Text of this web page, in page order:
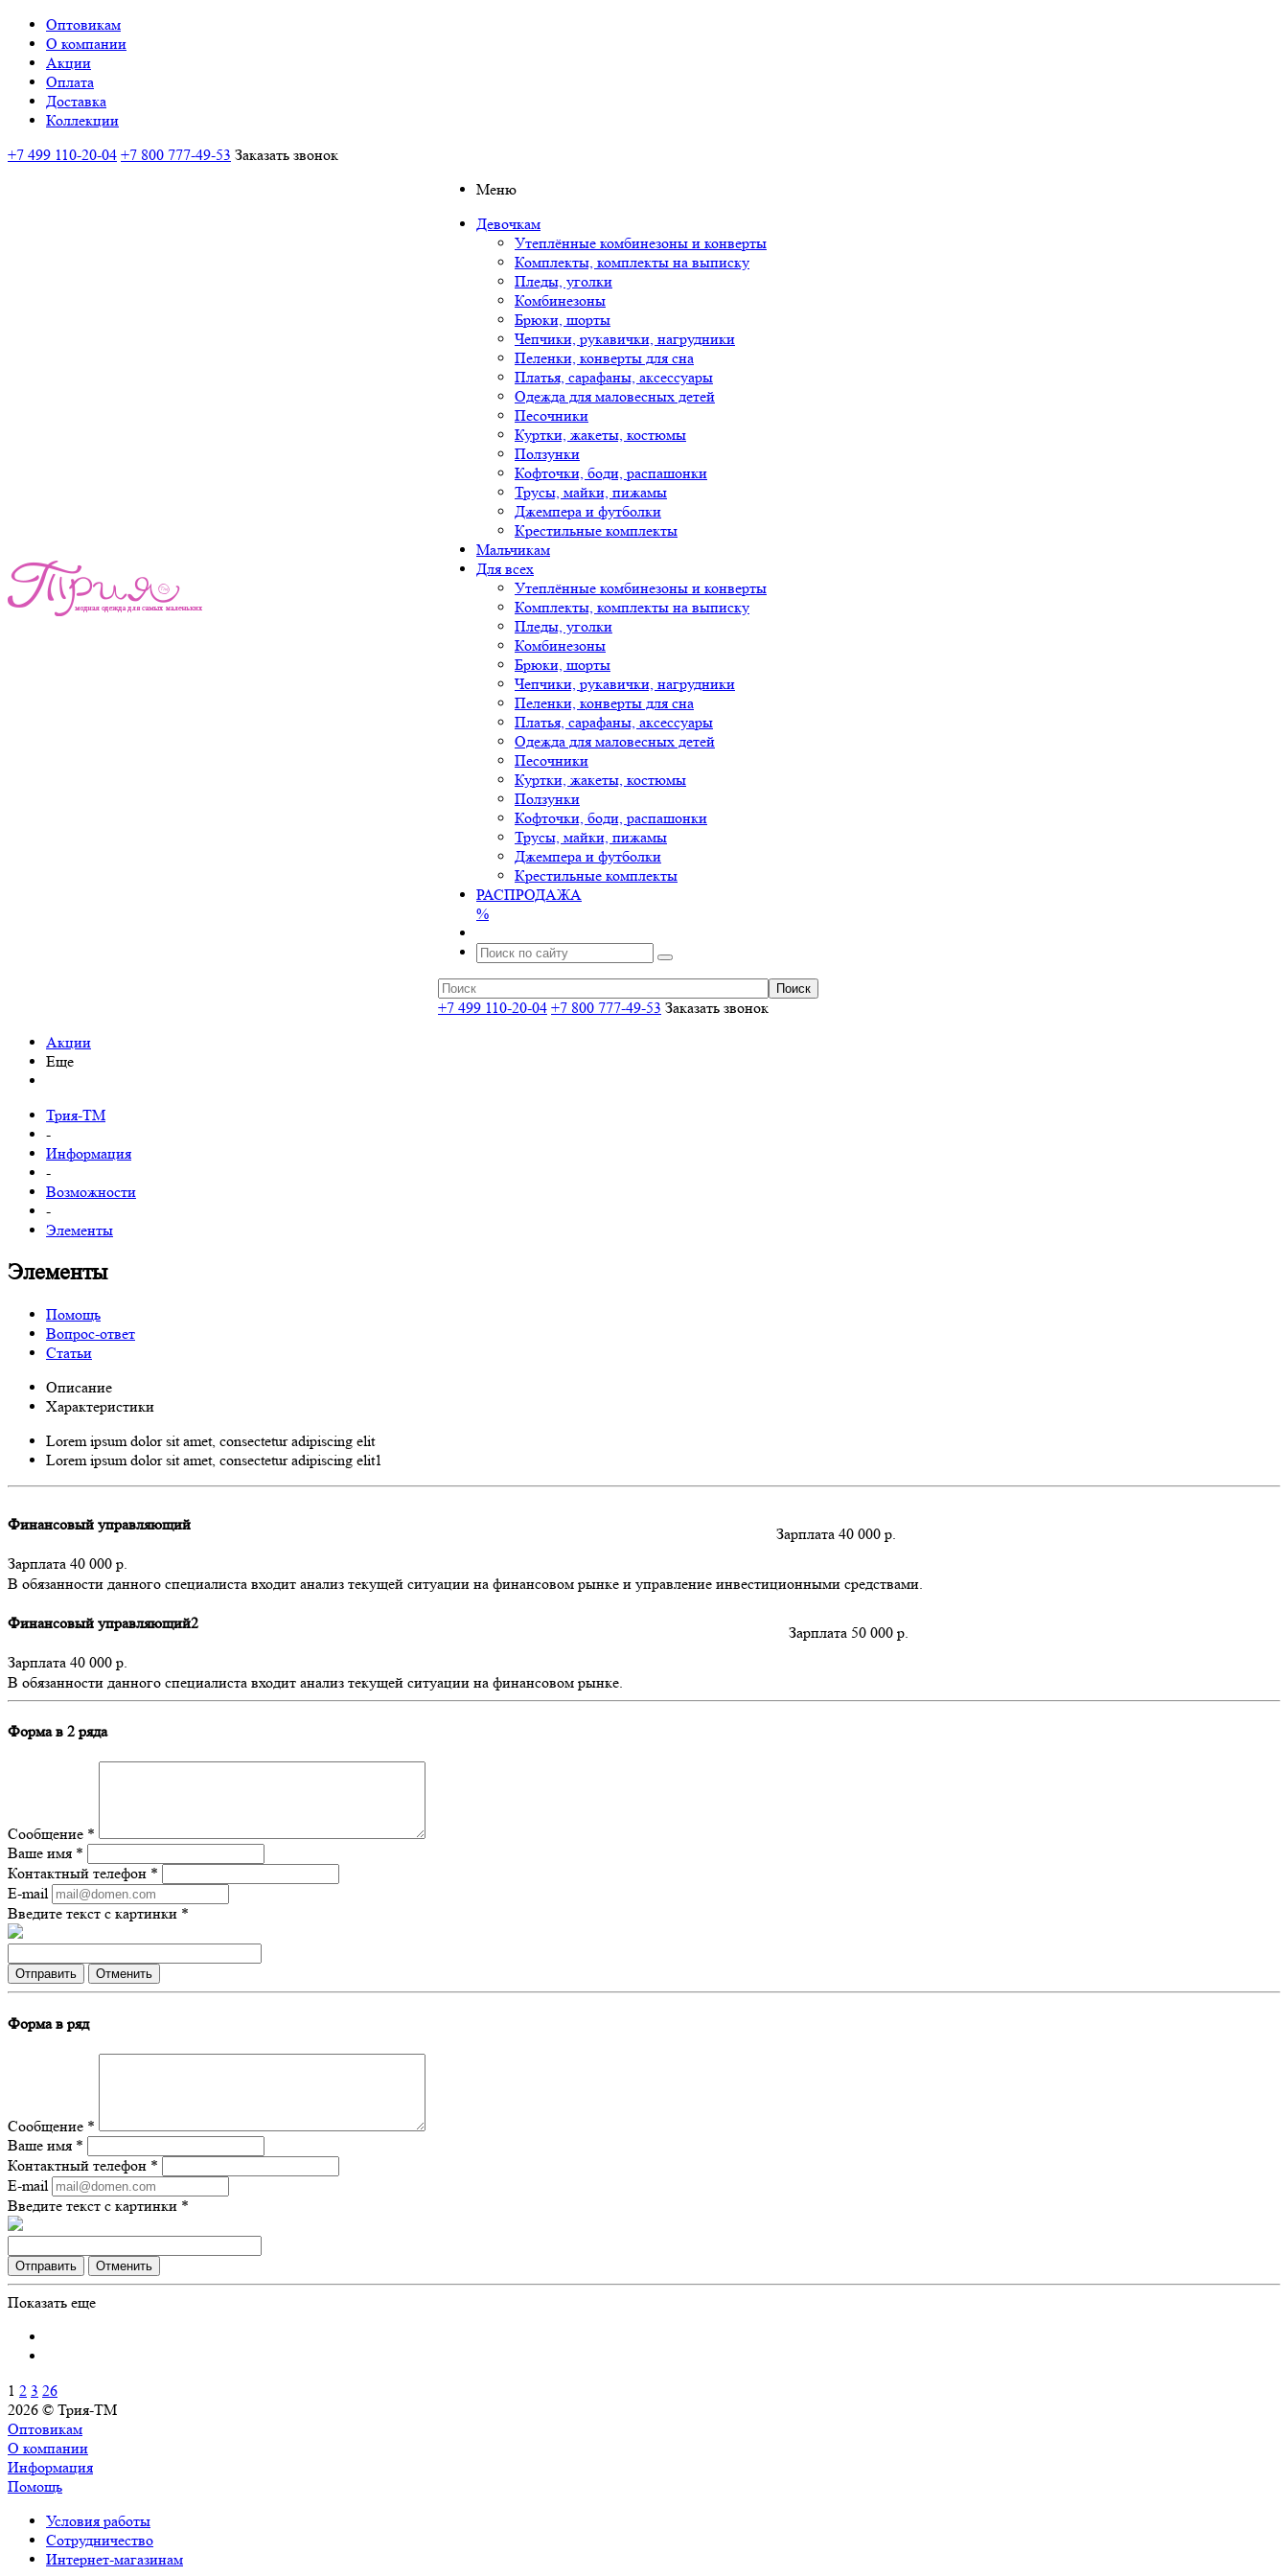
Оптовикам
О компании
Акции
Оплата
Доставка
Коллекции
+7 499 110-20-04 +7 800 777-49-53 Заказать звонок
Меню
Девочкам
Утеплённые комбинезоны и конверты
Комплекты, комплекты на выписку
Пледы, уголки
Комбинезоны
Брюки, шорты
Чепчики, рукавички, нагрудники
Пеленки, конверты для сна
Платья, сарафаны, аксессуары
Одежда для маловесных детей
Песочники
Куртки, жакеты, костюмы
Ползунки
Кофточки, боди, распашонки
Трусы, майки, пижамы
Джемпера и футболки
Крестильные комплекты
Мальчикам
Для всех
Утеплённые комбинезоны и конверты
Комплекты, комплекты на выписку
Пледы, уголки
Комбинезоны
Брюки, шорты
Чепчики, рукавички, нагрудники
Пеленки, конверты для сна
Платья, сарафаны, аксессуары
Одежда для маловесных детей
Песочники
Куртки, жакеты, костюмы
Ползунки
Кофточки, боди, распашонки
Трусы, майки, пижамы
Джемпера и футболки
Крестильные комплекты
РАСПРОДАЖА
%
+7 499 110-20-04 +7 800 777-49-53 Заказать звонок
Акции
Еще
Трия-ТМ
-
Информация
-
Возможности
-
Элементы
Элементы
Помощь
Вопрос-ответ
Статьи
Описание
Характеристики
Lorem ipsum dolor sit amet, consectetur adipiscing elit
Lorem ipsum dolor sit amet, consectetur adipiscing elit1
Финансовый управляющий
Зарплата 40 000 р.
Зарплата 40 000 р.
В обязанности данного специалиста входит анализ текущей ситуации на финансовом рынке и управление инвестиционными средствами.
Финансовый управляющий2
Зарплата 40 000 р.
Зарплата 50 000 р.
В обязанности данного специалиста входит анализ текущей ситуации на финансовом рынке.
Форма в 2 ряда
Сообщение *
Ваше имя *
Контактный телефон *
E-mail
Введите текст с картинки *
Отправить Отменить
Форма в ряд
Сообщение *
Ваше имя *
Контактный телефон *
E-mail
Введите текст с картинки *
Отправить Отменить
Показать еще
1 2 3 26
2026 © Трия-ТМ
Оптовикам
О компании
Информация
Помощь
Условия работы
Сотрудничество
Интернет-магазинам